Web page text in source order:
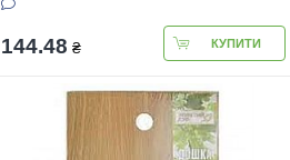
144.48 ₴ КУПИТИ